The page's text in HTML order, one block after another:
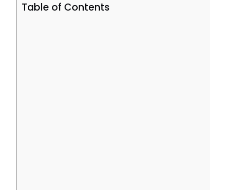
Table of Contents